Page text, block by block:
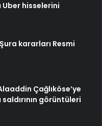
Uber hisselerini
kararları Resmi
Çağlıköse’ye
saldırının görüntüleri